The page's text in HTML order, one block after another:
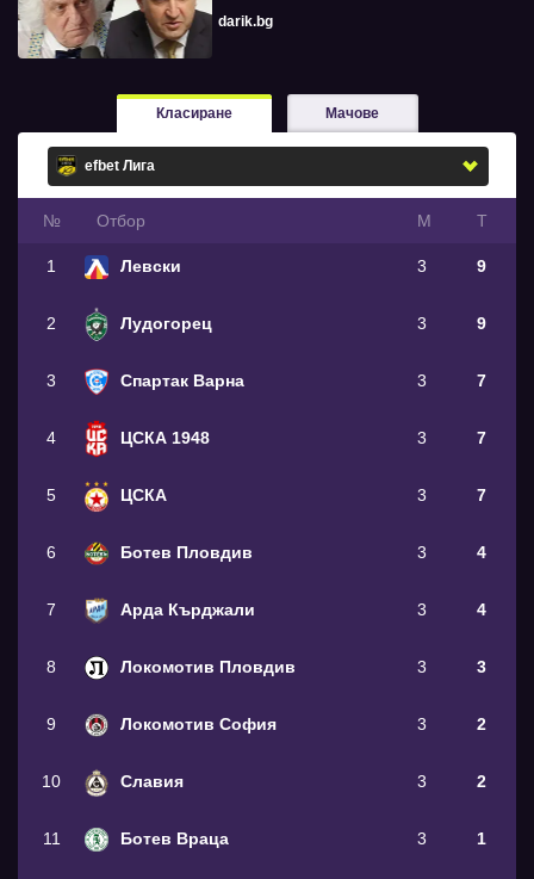
darik.bg
Класиране Мачове
№ Oтбор М Т
1 Левски 3 9
2 Лудогорец 3 9
3 Спартак Варна 3 7
4 ЦСКА 1948 3 7
5 ЦСКА 3 7
6 Ботев Пловдив 3 4
7 Арда Кърджали 3 4
8 Локомотив Пловдив 3 3
9 Локомотив София 3 2
10 Славия 3 2
11 Ботев Враца 3 1